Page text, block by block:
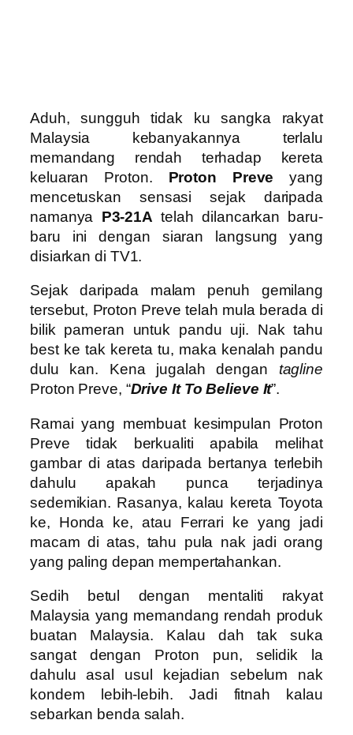
Aduh, sungguh tidak ku sangka rakyat
Malaysia kebanyakannya terlalu
memandang rendah terhadap kereta
keluaran Proton. Proton Preve yang
mencetuskan sensasi sejak daripada
namanya P3-21A telah dilancarkan baru-
baru ini dengan siaran langsung yang
disiarkan di TV1.
Sejak daripada malam penuh gemilang
tersebut, Proton Preve telah mula berada di
bilik pameran untuk pandu uji. Nak tahu
best ke tak kereta tu, maka kenalah pandu
dulu kan. Kena jugalah dengan tagline
Proton Preve, “Drive It To Believe It”.
Ramai yang membuat kesimpulan Proton
Preve tidak berkualiti apabila melihat
gambar di atas daripada bertanya terlebih
dahulu apakah punca terjadinya
sedemikian. Rasanya, kalau kereta Toyota
ke, Honda ke, atau Ferrari ke yang jadi
macam di atas, tahu pula nak jadi orang
yang paling depan mempertahankan.
Sedih betul dengan mentaliti rakyat
Malaysia yang memandang rendah produk
buatan Malaysia. Kalau dah tak suka
sangat dengan Proton pun, selidik la
dahulu asal usul kejadian sebelum nak
kondem lebih-lebih. Jadi fitnah kalau
sebarkan benda salah.